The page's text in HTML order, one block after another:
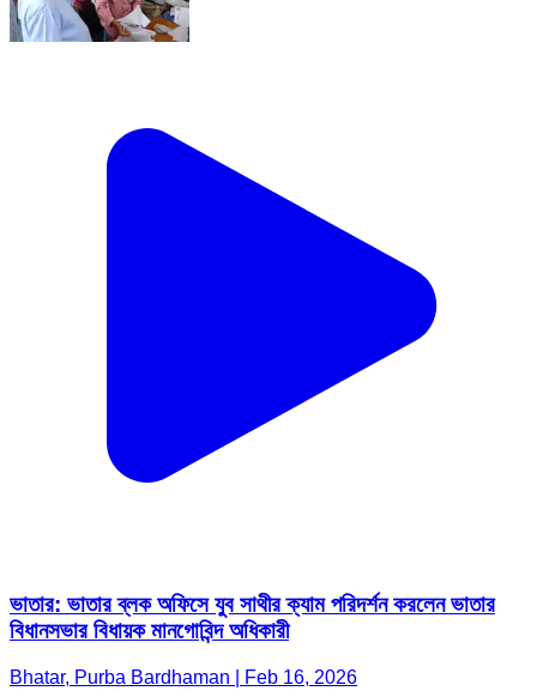
ভাতার: ভাতার ব্লক অফিসে যুব সাথীর ক্যাম পরিদর্শন করলেন ভাতার
বিধানসভার বিধায়ক মানগোবিন্দ অধিকারী
Bhatar, Purba Bardhaman | Feb 16, 2026